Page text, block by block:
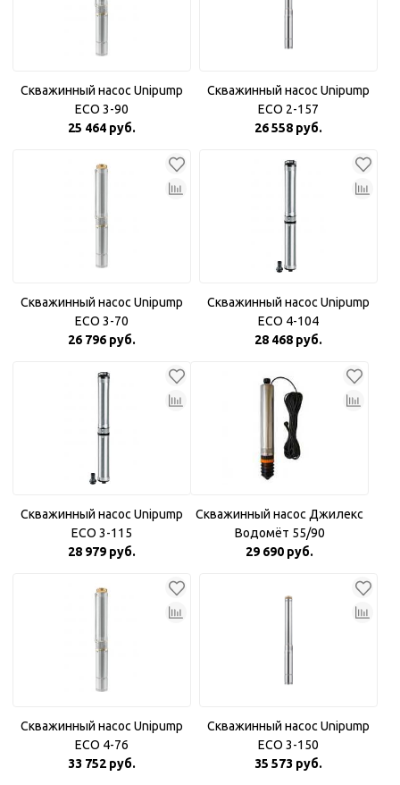
Скважинный насос Unipump
ECO 3-90
25 464 руб.
Скважинный насос Unipump
ECO 2-157
26 558 руб.
Скважинный насос Unipump
ECO 3-70
26 796 руб.
Скважинный насос Unipump
ECO 4-104
28 468 руб.
Скважинный насос Unipump
ECO 3-115
28 979 руб.
Скважинный насос Джилекс
Водомёт 55/90
29 690 руб.
Скважинный насос Unipump
ECO 4-76
33 752 руб.
Скважинный насос Unipump
ECO 3-150
35 573 руб.